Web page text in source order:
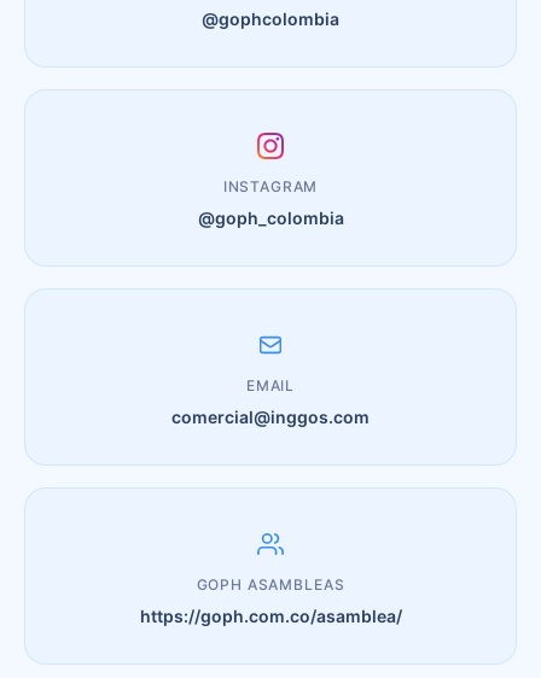
@gophcolombia
INSTAGRAM
@goph_colombia
EMAIL
comercial@inggos.com
GOPH ASAMBLEAS
https://goph.com.co/asamblea/